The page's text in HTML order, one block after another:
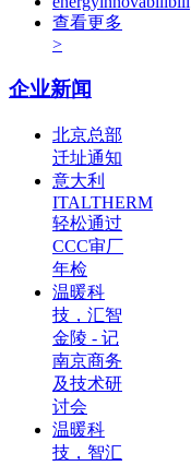
查看更多
>
企业新闻
北京总部
迁址通知
意大利
ITALTHERM
轻松通过
CCC审厂
年检
温暖科
技，汇智
金陵 - 记
南京商务
及技术研
讨会
温暖科
技，智汇